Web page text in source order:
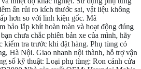
ẩn rủi ro kích thước sai, vật liệu không
hơn so với linh kiện gốc. Mã
bảo lắp khít hoàn toàn và hoạt động đúng
chưa chắc phiên bản xe của mình, hãy
kiểm tra trước khi đặt hàng. Phụ tùng có
Hà Nội. Giao nhanh nội thành, hỗ trợ vận
số kỹ thuật: Loại phụ tùng: Ron cánh cửa